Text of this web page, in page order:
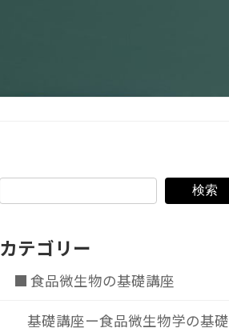
検索
カテゴリー
■ 食品微生物の基礎講座
基礎講座ー食品微生物学の基礎